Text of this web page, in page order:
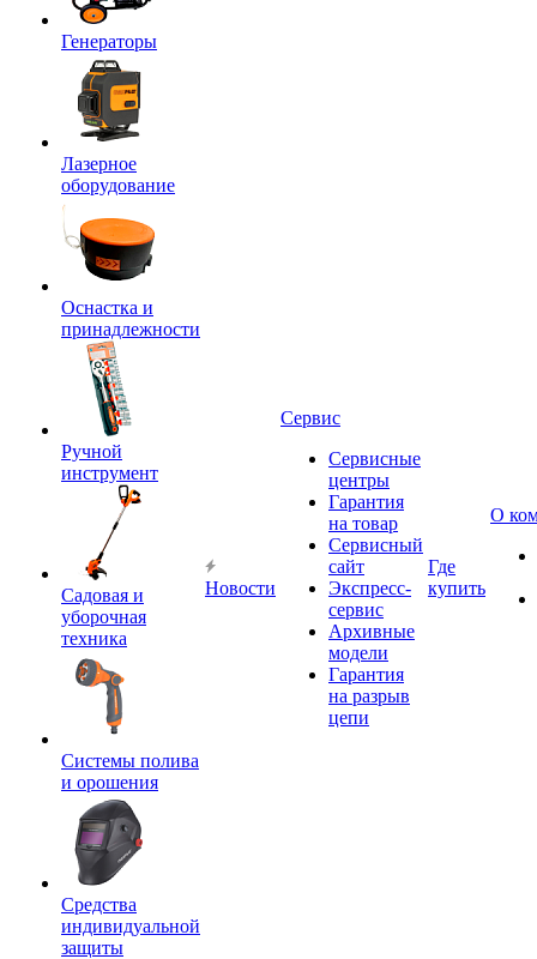
Генераторы
Лазерное
оборудование
Оснастка и
принадлежности
Ручной
инструмент
Садовая и
уборочная
техника
Системы полива
и орошения
Средства
индивидуальной
защиты
Новости
Сервис
Сервисные
центры
Гарантия
на товар
Сервисный
сайт
Экспресс-
сервис
Архивные
модели
Гарантия
на разрыв
цепи
Где
купить
О